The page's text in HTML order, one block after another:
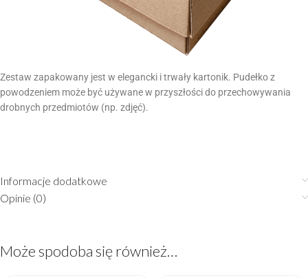
Zestaw zapakowany jest w elegancki i trwały kartonik. Pudełko z
powodzeniem może być używane w przyszłości do przechowywania
drobnych przedmiotów (np. zdjęć).
Informacje dodatkowe
Opinie (0)
Może spodoba się również…